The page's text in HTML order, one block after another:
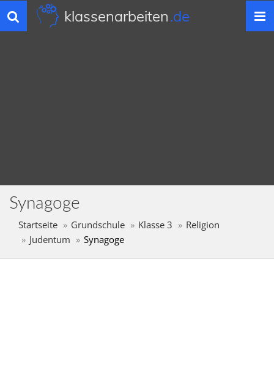
Toggle
navigation
klassenarbeiten.de
Synagoge
Startseite Grundschule Klasse 3
Religion
Judentum
Synagoge